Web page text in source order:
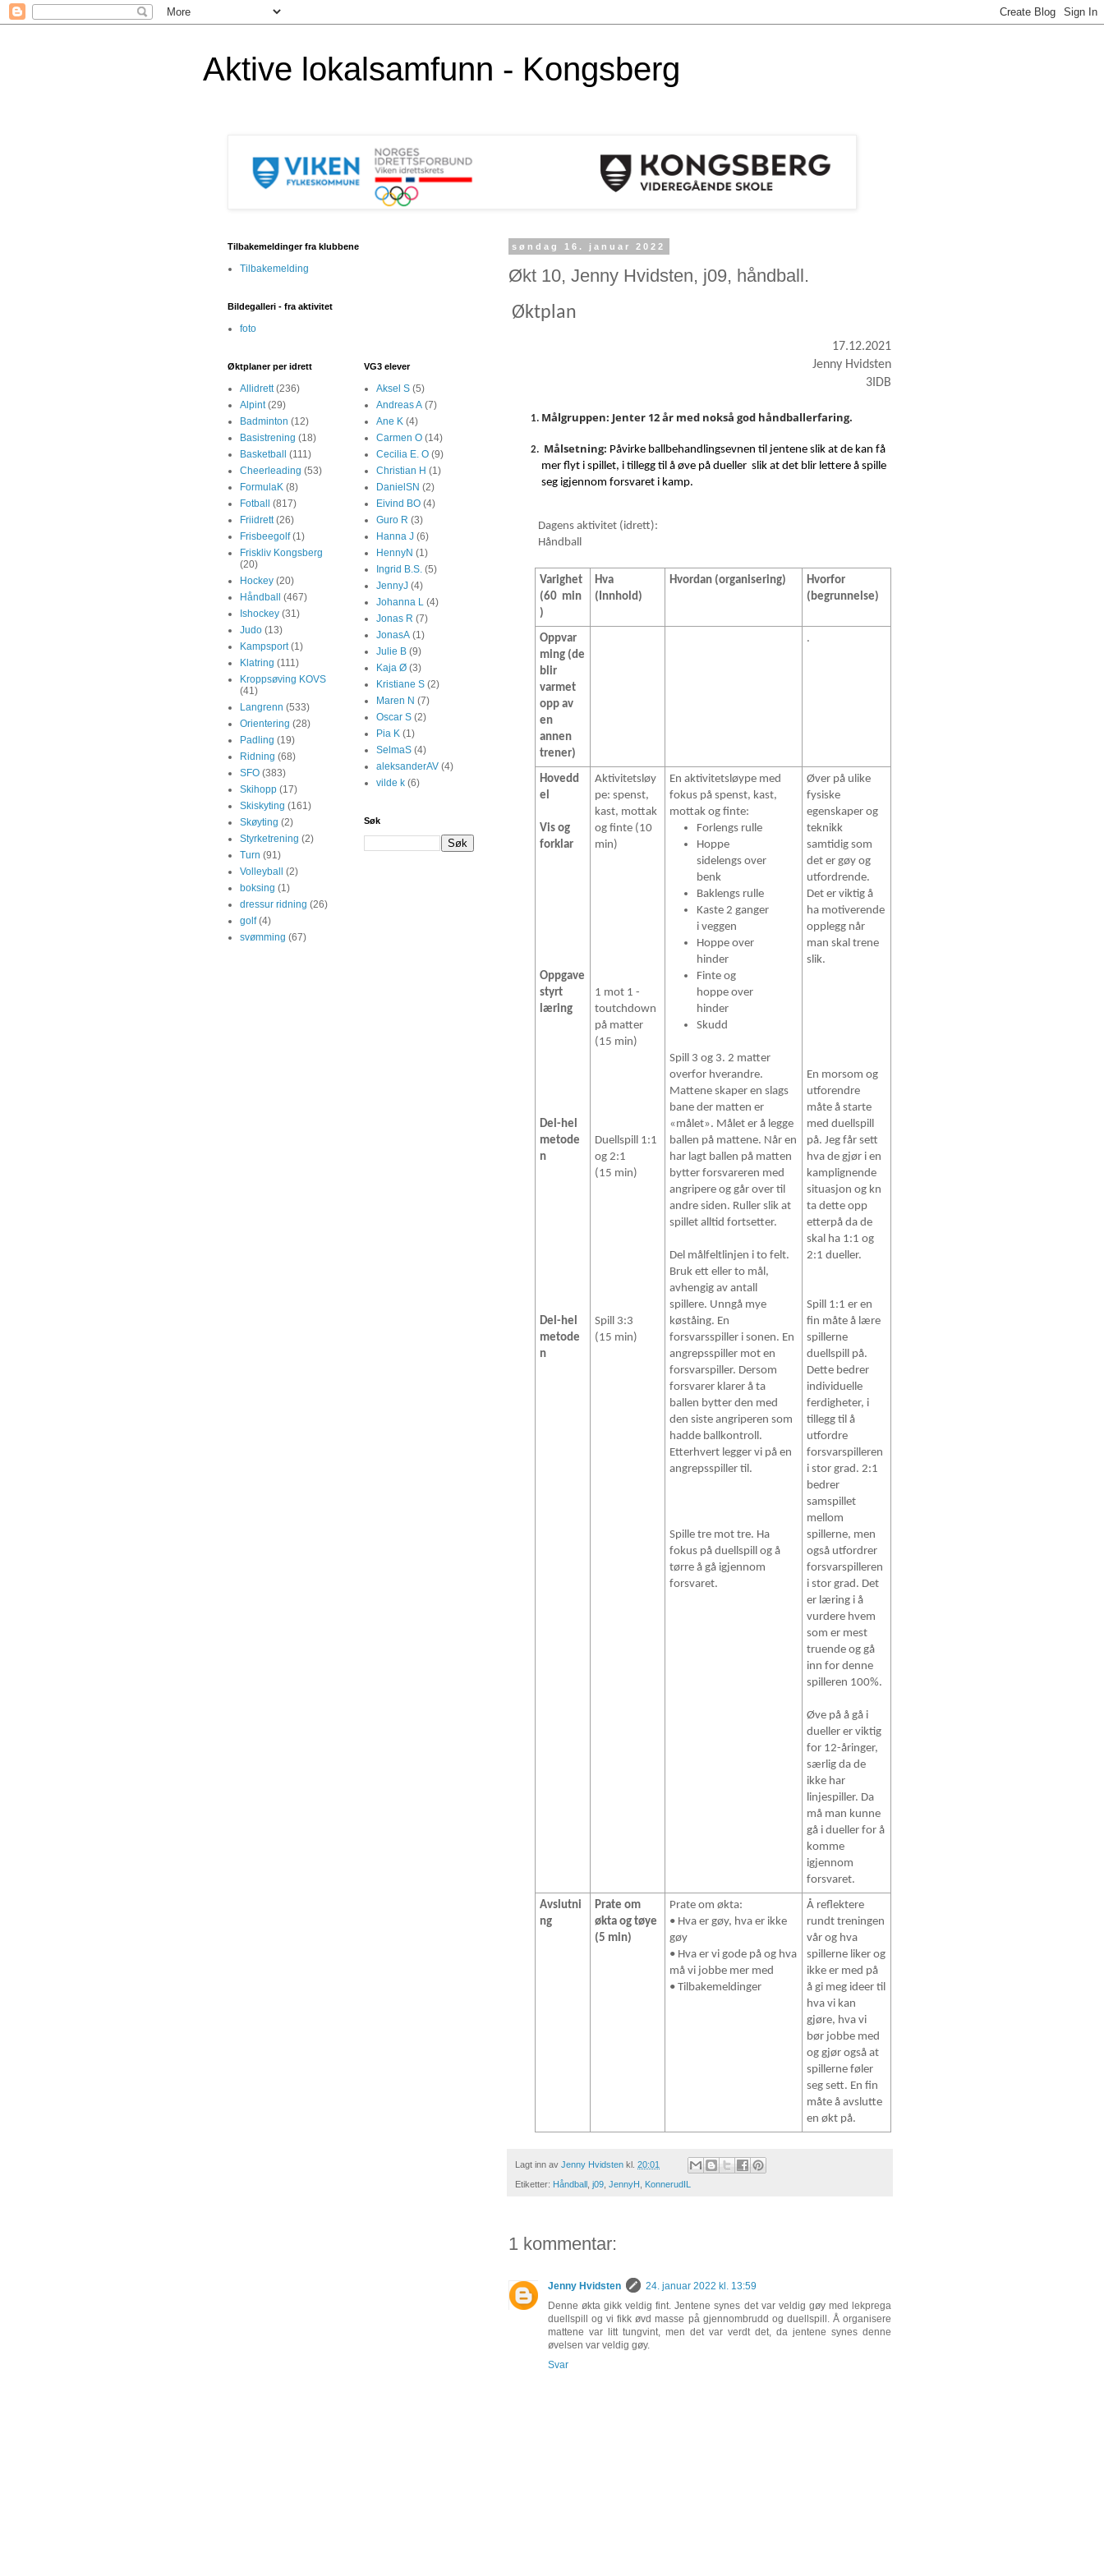
Aktive lokalsamfunn - Kongsberg
søndag 16. januar 2022
Økt 10, Jenny Hvidsten, j09, håndball.
Øktplan
17.12.2021
Jenny Hvidsten
3IDB
Målgruppen: Jenter 12 år med nokså god håndballerfaring.
Målsetning: Påvirke ballbehandlingsevnen til jentene slik at de kan få
mer flyt i spillet, i tillegg til å øve på dueller slik at det blir lettere å spille
seg igjennom forsvaret i kamp.
Dagens aktivitet (idrett):
Håndball
Varighet
(60 min
)
Hva
(Innhold)
Hvordan (organisering)
Hvorfor
(begrunnelse)
Oppvar
ming (de
blir
varmet
opp av
en
annen
trener)
.
Hovedd
el
Vis og
forklar
Oppgave
styrt
læring
Del-hel
metode
n
Del-hel
metode
n
Aktivitetsløy
pe: spenst,
kast, mottak
og finte (10
min)
1 mot 1 -
toutchdown
på matter
(15 min)
Duellspill 1:1
og 2:1
(15 min)
Spill 3:3
(15 min)
En aktivitetsløype med
fokus på spenst, kast,
mottak og finte:
Forlengs rulle
Hoppe
sidelengs over
benk
Baklengs rulle
Kaste 2 ganger
i veggen
Hoppe over
hinder
Finte og
hoppe over
hinder
Skudd
Spill 3 og 3. 2 matter
overfor hverandre.
Mattene skaper en slags
bane der matten er
«målet». Målet er å legge
ballen på mattene. Når en
har lagt ballen på matten
bytter forsvareren med
angripere og går over til
andre siden. Ruller slik at
spillet alltid fortsetter.
Del målfeltlinjen i to felt.
Bruk ett eller to mål,
avhengig av antall
spillere. Unngå mye
køståing. En
forsvarsspiller i sonen. En
angrepsspiller mot en
forsvarspiller. Dersom
forsvarer klarer å ta
ballen bytter den med
den siste angriperen som
hadde ballkontroll.
Etterhvert legger vi på en
angrepsspiller til.
Spille tre mot tre. Ha
fokus på duellspill og å
tørre å gå igjennom
forsvaret.
Øver på ulike
fysiske
egenskaper og
teknikk
samtidig som
det er gøy og
utfordrende.
Det er viktig å
ha motiverende
opplegg når
man skal trene
slik.
En morsom og
utforendre
måte å starte
med duellspill
på. Jeg får sett
hva de gjør i en
kamplignende
situasjon og kn
ta dette opp
etterpå da de
skal ha 1:1 og
2:1 dueller.
Spill 1:1 er en
fin måte å lære
spillerne
duellspill på.
Dette bedrer
individuelle
ferdigheter, i
tillegg til å
utfordre
forsvarspilleren
i stor grad. 2:1
bedrer
samspillet
mellom
spillerne, men
også utfordrer
forsvarspilleren
i stor grad. Det
er læring i å
vurdere hvem
som er mest
truende og gå
inn for denne
spilleren 100%.
Øve på å gå i
dueller er viktig
for 12-åringer,
særlig da de
ikke har
linjespiller. Da
må man kunne
gå i dueller for å
komme
igjennom
forsvaret.
Avslutni
ng
Prate om
økta og tøye
(5 min)
Prate om økta:
• Hva er gøy, hva er ikke
gøy
• Hva er vi gode på og hva
må vi jobbe mer med
• Tilbakemeldinger
Å reflektere
rundt treningen
vår og hva
spillerne liker og
ikke er med på
å gi meg ideer til
hva vi kan
gjøre, hva vi
bør jobbe med
og gjør også at
spillerne føler
seg sett. En fin
måte å avslutte
en økt på.
Lagt inn av Jenny Hvidsten kl. 20:01
Etiketter: Håndball , j09, JennyH , KonnerudIL
1 kommentar:
Jenny Hvidsten
24. januar 2022 kl. 13:59
Denne økta gikk veldig fint. Jentene synes det var veldig gøy med lekprega
duellspill og vi fikk øvd masse på gjennombrudd og duellspill. Å organisere
mattene var litt tungvint, men det var verdt det, da jentene synes denne
øvelsen var veldig gøy.
Svar
Tilbakemeldinger fra klubbene
Tilbakemelding
Bildegalleri - fra aktivitet
foto
Øktplaner per idrett
Allidrett (236)
Alpint (29)
Badminton (12)
Basistrening (18)
Basketball
(111)
Cheerleading (53)
FormulaK (8)
Fotball
(817)
Friidrett (26)
Frisbeegolf (1)
Friskliv Kongsberg
(20)
Hockey (20)
Håndball
(467)
Ishockey (31)
Judo (13)
Kampsport (1)
Klatring (111)
Kroppsøving KOVS
(41)
Langrenn (533)
Orientering (28)
Padling (19)
Ridning (68)
SFO (383)
Skihopp (17)
Skiskyting (161)
Skøyting (2)
Styrketrening (2)
Turn (91)
Volleyball
(2)
boksing (1)
dressur ridning (26)
golf (4)
svømming (67)
VG3 elever
Aksel S (5)
Andreas A (7)
Ane K (4)
Carmen O (14)
Cecilia E. O (9)
Christian H (1)
DanielSN (2)
Eivind BO (4)
Guro R (3)
Hanna J (6)
HennyN (1)
Ingrid B.S. (5)
JennyJ (4)
Johanna L (4)
Jonas R (7)
JonasA (1)
Julie B (9)
Kaja Ø (3)
Kristiane S (2)
Maren N (7)
Oscar S (2)
Pia K (1)
SelmaS (4)
aleksanderAV (4)
vilde k (6)
Søk